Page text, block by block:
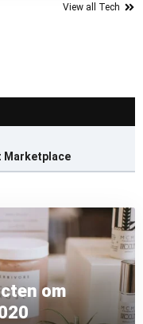
View all Tech
Marketplace
om